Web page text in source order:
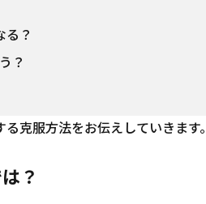
る？
？
克服方法をお伝えしていきます。
？